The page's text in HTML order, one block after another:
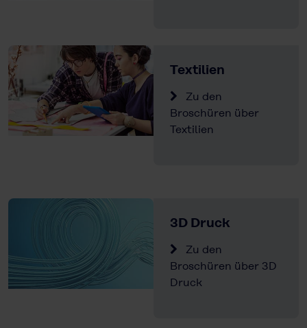
Textilien
Zu den
Broschüren über
Textilien
3D Druck
Zu den
Broschüren über 3D
Druck